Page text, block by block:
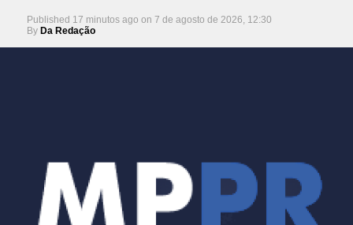
Published 17 minutos ago on 7 de agosto de 2026, 12:30
By Da Redação